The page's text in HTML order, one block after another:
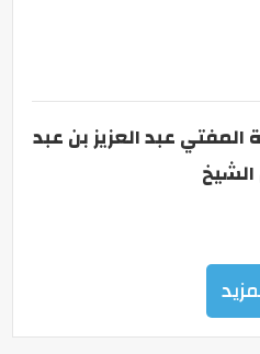
عبد العزيز بن عبد
الشيخ